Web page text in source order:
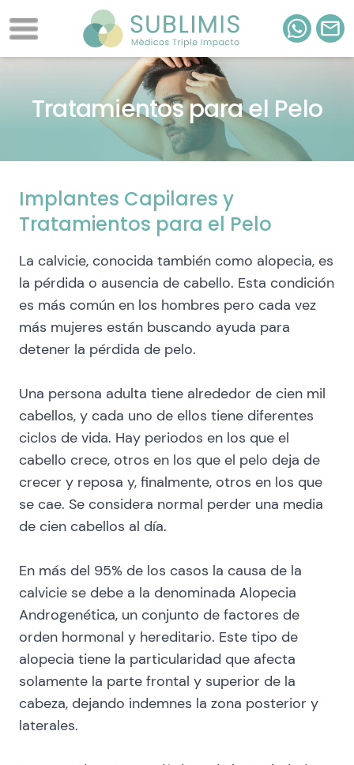
Tratamientos para el Pelo
Implantes Capilares y
Tratamientos para el Pelo
La calvicie, conocida también como alopecia, es
la pérdida o ausencia de cabello. Esta condición
es más común en los hombres pero cada vez
más mujeres están buscando ayuda para
detener la pérdida de pelo.
Una persona adulta tiene alrededor de cien mil
cabellos, y cada uno de ellos tiene diferentes
ciclos de vida. Hay periodos en los que el
cabello crece, otros en los que el pelo deja de
crecer y reposa y, finalmente, otros en los que
se cae. Se considera normal perder una media
de cien cabellos al día.
En más del 95% de los casos la causa de la
calvicie se debe a la denominada Alopecia
Androgenética, un conjunto de factores de
orden hormonal y hereditario. Este tipo de
alopecia tiene la particularidad que afecta
solamente la parte frontal y superior de la
cabeza, dejando indemnes la zona posterior y
laterales.